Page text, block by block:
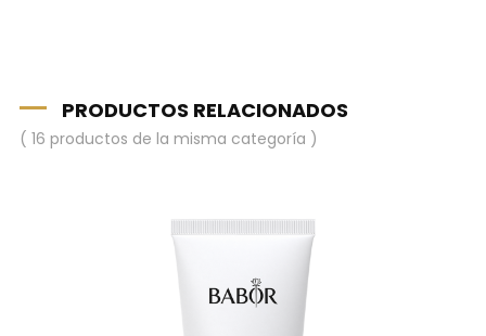
PRODUCTOS RELACIONADOS
( 16 productos de la misma categoría )